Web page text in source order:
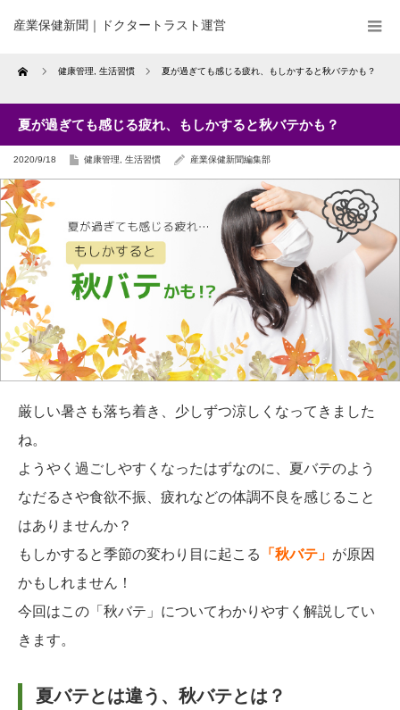
産業保健新聞｜ドクタートラスト運営
Home 健康管理 生活習慣 夏が過ぎても感じる疲れ、もしかすると秋バテかも？
夏が過ぎても感じる疲れ、もしかすると秋バテかも？
2020/9/18 健康管理 生活習慣 産業保健新聞編集部
厳しい暑さも落ち着き、少しずつ涼しくなってきました
ね。
ようやく過ごしやすくなったはずなのに、夏バテのよう
なだるさや食欲不振、疲れなどの体調不良を感じること
はありませんか？
もしかすると季節の変わり目に起こる
「秋バテ」 が原因
かもしれません！
今回はこの「秋バテ」についてわかりやすく解説してい
きます。
夏バテとは違う、秋バテとは？